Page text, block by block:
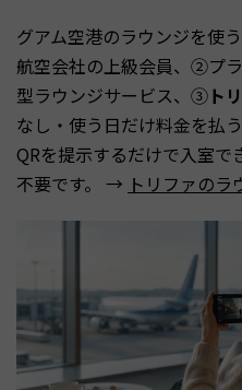
グアム空港のラウンジを使
航空会社の上級会員、②プ
型ラウンジサービス、③ト
なし・使う日だけ料金を払
QRを提示するだけで入室で
不要です。 → トリファのラ